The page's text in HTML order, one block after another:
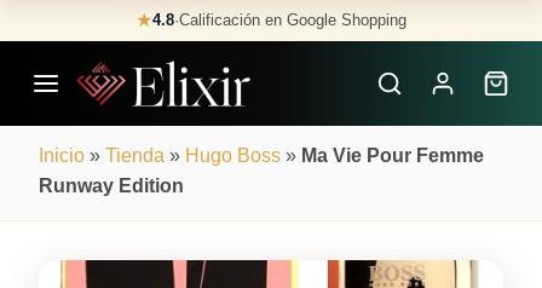
to
content
★4.8·Calificación en Google Shopping
Inicio » Tienda » Hugo Boss » Ma Vie Pour Femme
Runway Edition